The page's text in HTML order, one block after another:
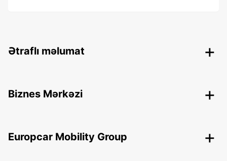
Ətraflı məlumat
Biznes Mərkəzi
Europcar Mobility Group